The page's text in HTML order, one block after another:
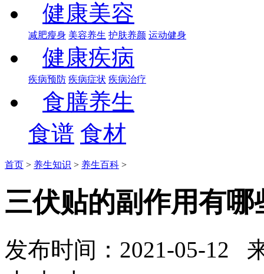
健康美容
减肥瘦身 美容养生 护肤养颜 运动健身
健康疾病
疾病预防 疾病症状 疾病治疗
食膳养生
食谱 食材
首页 > 养生知识 > 养生百科 >
三伏贴的副作用有哪
发布时间：2021-05-12